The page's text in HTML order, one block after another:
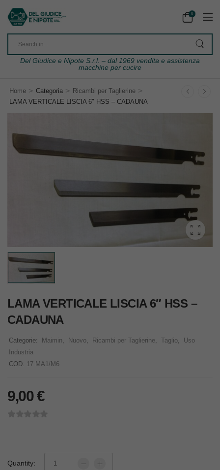
0
Del Giudice e Nipote S.r.l. – dal 1969 vendita e assistenza
macchine per cucire
Home > Categoria > Ricambi per Taglierine >
LAMA VERTICALE LISCIA 6″ HSS – CADAUNA
LAMA VERTICALE LISCIA 6″ HSS –
CADAUNA
Categorie: Maimin Nuovo Ricambi per Taglierine Taglio
Uso
Industria
COD: 17 MA1/M6
9,00€
Quantity: